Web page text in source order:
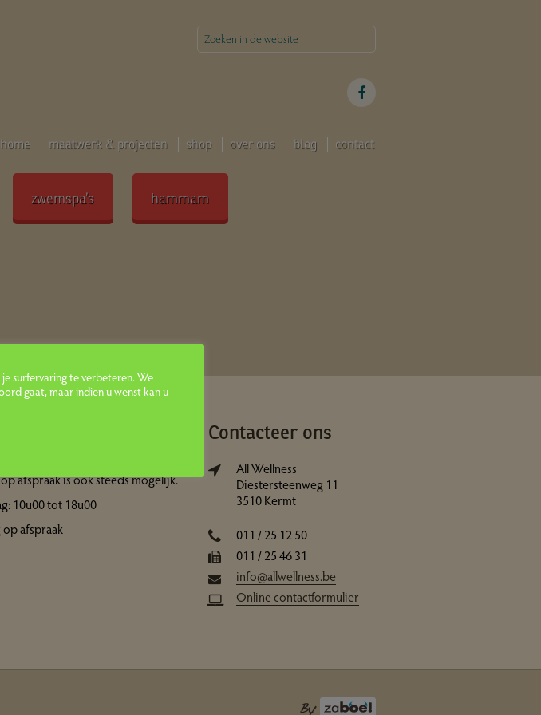
home maatwerk & projecten shop over ons blog contact
zwemspa’s hammam
afspraak is ook steeds mogelijk.
10u00 tot 18u00
afspraak
Contacteer ons
All Wellness
Diestersteenweg 11
3510 Kermt
011 / 25 12 50
011 / 25 46 31
info@allwellness.be
Online contactformulier
surfervaring te verbeteren. We
gaat, maar indien u wenst kan u